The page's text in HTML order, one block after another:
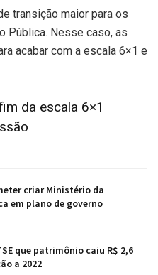
transição maior para os
Pública. Nesse caso, as
acabar com a escala 6×1 e
da escala 6×1
criar Ministério da
em plano de governo
que patrimônio caiu R$ 2,6
a 2022